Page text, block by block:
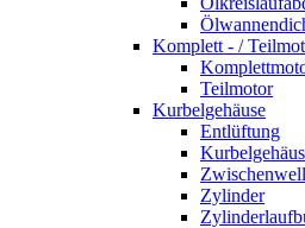
Komplett - /
Teilmotor
Kurbelgehäuse
Entlüftung
Zylinder